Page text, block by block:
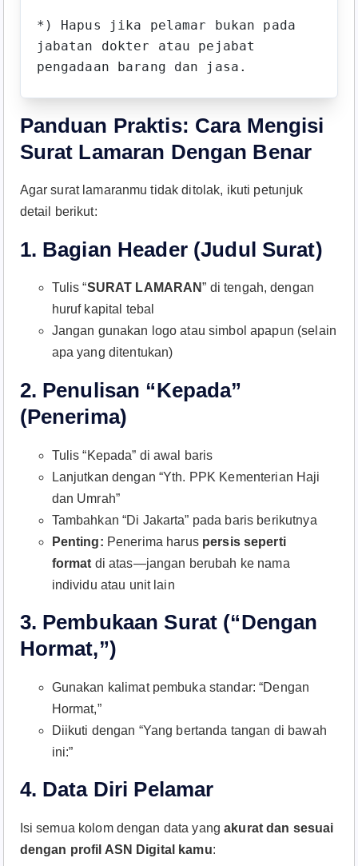
*) Hapus jika pelamar bukan pada
jabatan dokter atau pejabat
Panduan Praktis: Cara Mengisi
Surat Lamaran Dengan Benar
Agar surat lamaranmu tidak ditolak, ikuti petunjuk
detail berikut:​
1. Bagian Header (Judul Surat)
Tulis “SURAT LAMARAN” di tengah, dengan
huruf kapital tebal
Jangan gunakan logo atau simbol apapun (selain
apa yang ditentukan)
2. Penulisan “Kepada”
(Penerima)
Tulis “Kepada” di awal baris
Lanjutkan dengan “Yth. PPK Kementerian Haji
dan Umrah”
Tambahkan “Di Jakarta” pada baris berikutnya
Penting: Penerima harus persis seperti
format di atas—jangan berubah ke nama
individu atau unit lain​
3. Pembukaan Surat (“Dengan
Hormat,”)
Gunakan kalimat pembuka standar: “Dengan
Hormat,”
Diikuti dengan “Yang bertanda tangan di bawah
ini:”
4. Data Diri Pelamar
Isi semua kolom dengan data yangakurat dan sesuai
dengan profil ASN Digital kamu:​